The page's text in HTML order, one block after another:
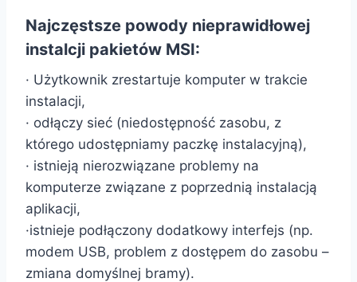
Najczęstsze powody nieprawidłowej
instalcji pakietów MSI:
· Użytkownik zrestartuje komputer w trakcie
instalacji,
· odłączy sieć (niedostępność zasobu, z
którego udostępniamy paczkę instalacyjną),
· istnieją nierozwiązane problemy na
komputerze związane z poprzednią instalacją
aplikacji,
·istnieje podłączony dodatkowy interfejs (np.
modem USB, problem z dostępem do zasobu –
zmiana domyślnej bramy).